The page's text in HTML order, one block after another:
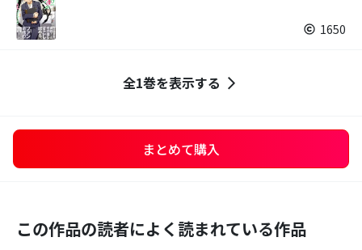
1650
全1巻を表示する
まとめて購入
この作品の読者によく読まれている作品